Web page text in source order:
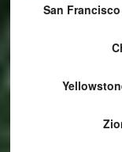
San Francisco